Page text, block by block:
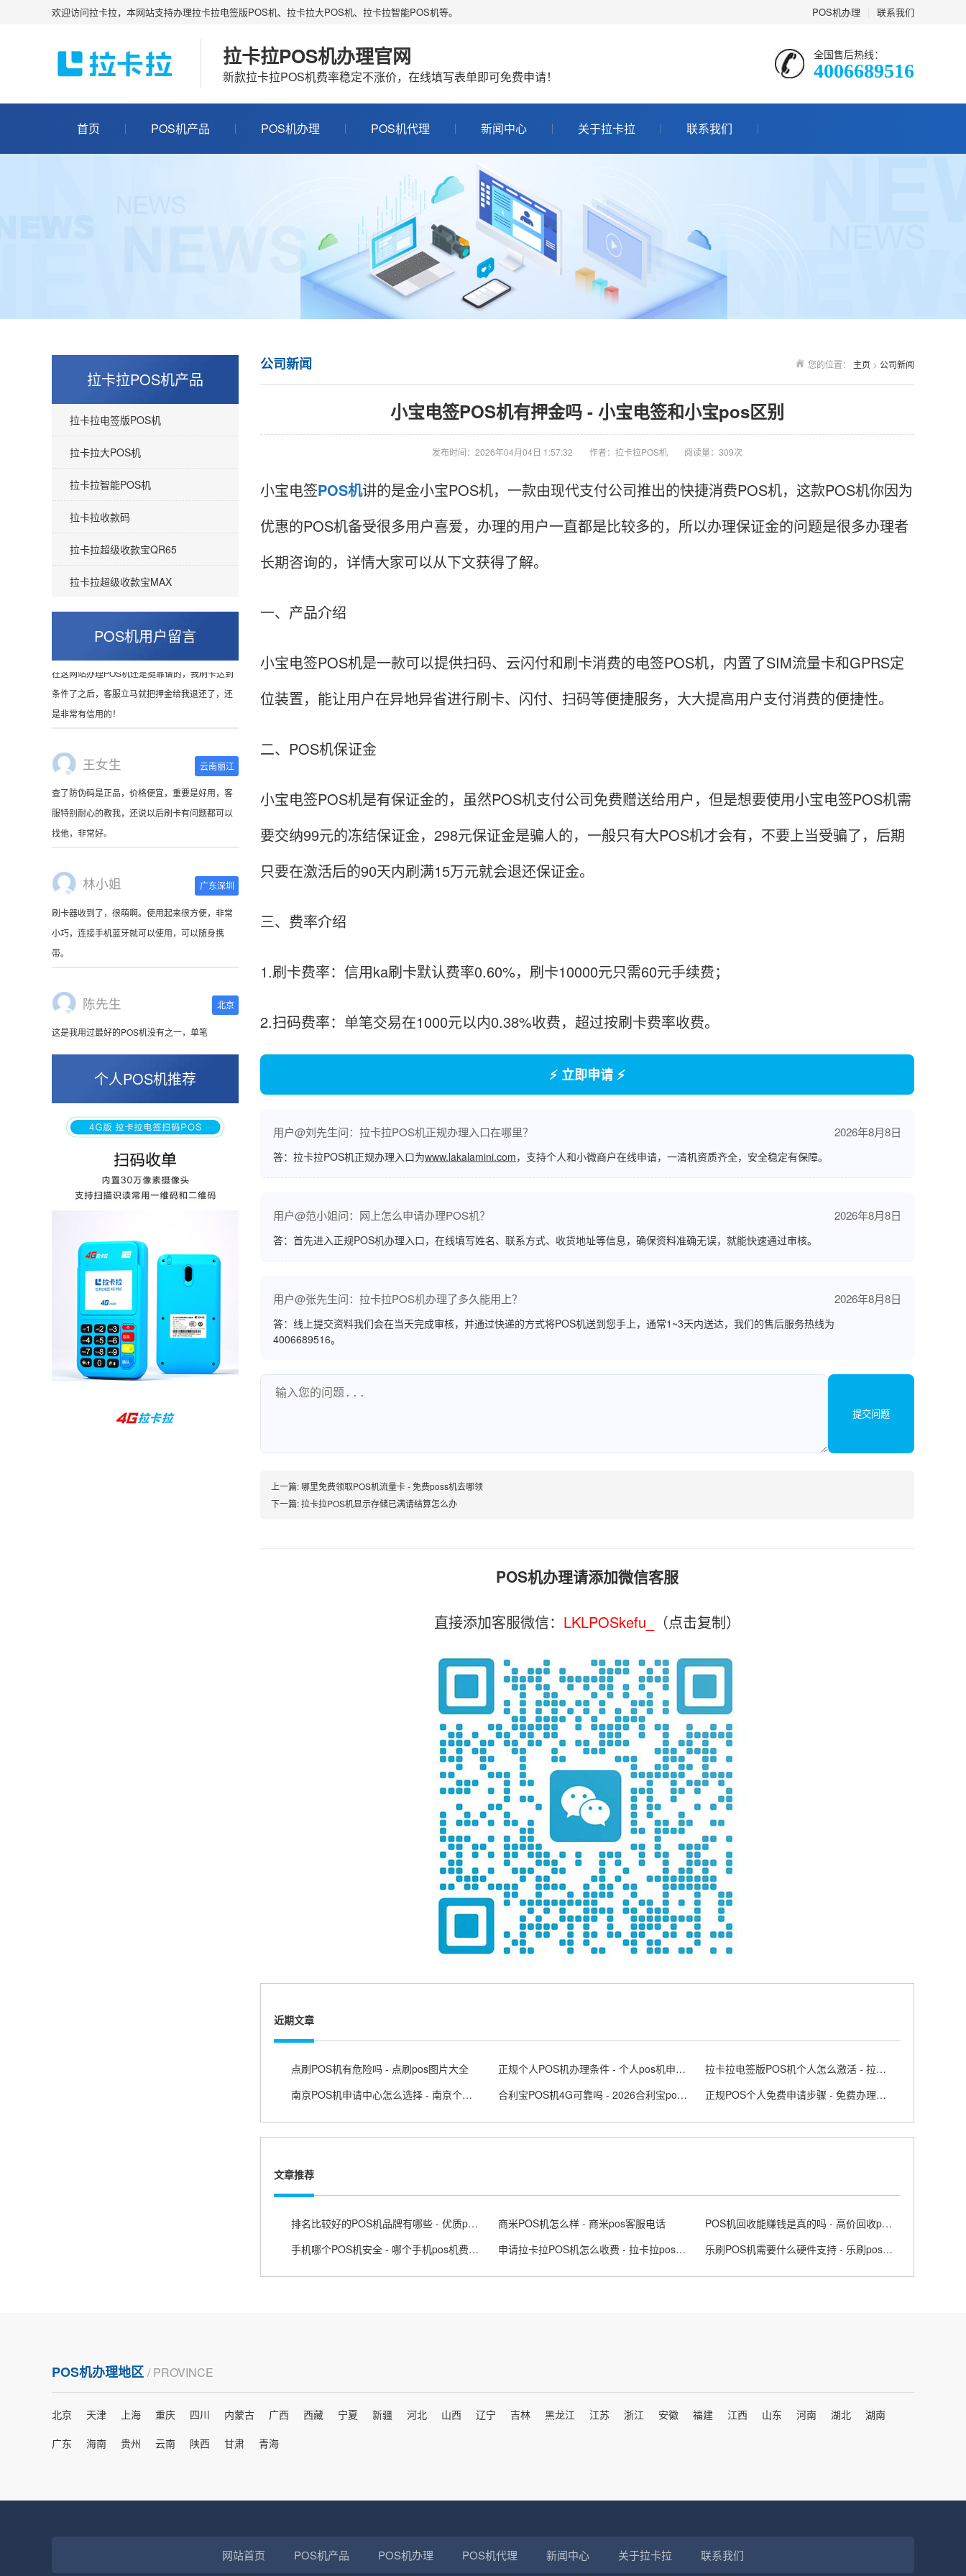
POS机办理 联系我们
欢迎访问拉卡拉，本网站支持办理拉卡拉电签版POS机、拉卡拉大POS机、拉卡拉智能POS机等。
拉卡拉POS机办理官网
新款拉卡拉POS机费率稳定不涨价，在线填写表单即可免费申请！
全国售后热线：
4006689516
首页 POS机产品 POS机办理 POS机代理 新闻中心 关于拉卡拉 联系我们
拉卡拉POS机产品
拉卡拉电签版POS机
拉卡拉大POS机
拉卡拉智能POS机
拉卡拉收款码
拉卡拉超级收款宝QR65
拉卡拉超级收款宝MAX
POS机用户留言
王女生
服特别耐心的教我，还说以后刷卡有问题都可以
找他，非常好。
林小姐
小巧，连接手机蓝牙就可以使用，可以随身携
带。
50000。
好，但是可以接受。售后服务好整体比较满意。
周先生
孙女士
收到用了还可以，朋友推荐用的，她之前用了竟
然给提额了，希望我也能提呃，客服还和我说了
很多提额小技巧希望有用吧。
杨先生
郑女士
朋友推荐的，很好用，很安全，到账速度也很
很满意！
严先生 广西南宁
个人POS机推荐
您的位置： 主页 > 公司新闻
公司新闻
小宝电签POS机有押金吗 - 小宝电签和小宝pos区别
发布时间：2026年04月04日 1:57:32 作者：拉卡拉POS机 阅读量：309次
小宝电签POS机讲的是金小宝POS机，一款由现代支付公司推出的快捷消费POS机，这款POS机你因为
优惠的POS机备受很多用户喜爱，办理的用户一直都是比较多的，所以办理保证金的问题是很多办理者
长期咨询的，详情大家可以从下文获得了解。
一、产品介绍
小宝电签POS机是一款可以提供扫码、云闪付和刷卡消费的电签POS机，内置了SIM流量卡和GPRS定
位装置，能让用户在异地异省进行刷卡、闪付、扫码等便捷服务，大大提高用户支付消费的便捷性。
二、POS机保证金
小宝电签POS机是有保证金的，虽然POS机支付公司免费赠送给用户，但是想要使用小宝电签POS机需
要交纳99元的冻结保证金，298元保证金是骗人的，一般只有大POS机才会有，不要上当受骗了，后期
只要在激活后的90天内刷满15万元就会退还保证金。
三、费率介绍
1.刷卡费率：信用ka刷卡默认费率0.60%，刷卡10000元只需60元手续费；
2.扫码费率：单笔交易在1000元以内0.38%收费，超过按刷卡费率收费。
⚡ 立即申请 ⚡
用户@刘先生问：拉卡拉POS机正规办理入口在哪里？ 2026年8月8日
答：拉卡拉POS机正规办理入口为www.lakalamini.com，支持个人和小微商户在线申请，一清机资质齐全，安全稳定有保障。
用户@范小姐问：网上怎么申请办理POS机？ 2026年8月8日
答：首先进入正规POS机办理入口，在线填写姓名、联系方式、收货地址等信息，确保资料准确无误，就能快速通过审核。
用户@张先生问：拉卡拉POS机办理了多久能用上？ 2026年8月8日
答：线上提交资料我们会在当天完成审核，并通过快递的方式将POS机送到您手上，通常1~3天内送达，我们的售后服务热线为
4006689516。
提交问题
上一篇:哪里免费领取POS机流量卡 - 免费poss机去哪领
下一篇:拉卡拉POS机显示存储已满请结算怎么办
POS机办理请添加微信客服
直接添加客服微信： LKLPOSkefu_ （点击复制）
近期文章
点刷POS机有危险吗 - 点刷pos图片大全 正规个人POS机办理条件 - 个人pos机申请流程
拉卡拉电签版POS机个人怎么激活 - 拉卡拉app上申请电签pos需要收费吗
南京POS机申请中心怎么选择 - 南京个人办理pos刷卡机
合利宝POS机4G可靠吗 - 2026合利宝pos费用 正规POS个人免费申请步骤 - 免费办理个人POS机的方法
文章推荐
排名比较好的POS机品牌有哪些 - 优质pos机排名 商米POS机怎么样 - 商米pos客服电话
POS机回收能赚钱是真的吗 - 高价回收pos机
手机哪个POS机安全 - 哪个手机pos机费率低
申请拉卡拉POS机怎么收费 - 拉卡拉pos 机办理 乐刷POS机需要什么硬件支持 - 乐刷pos收费吗
POS机办理地区 / PROVINCE
北京 天津 上海 重庆 四川 内蒙古 广西 西藏 宁夏 新疆 河北 山西 辽宁 吉林 黑龙江 江苏 浙江 安徽 福建 江西 山东 河南 湖北
湖南
广东
海南 贵州 云南 陕西 甘肃 青海
网站首页 POS机产品 POS机办理 POS机代理 新闻中心 关于拉卡拉 联系我们